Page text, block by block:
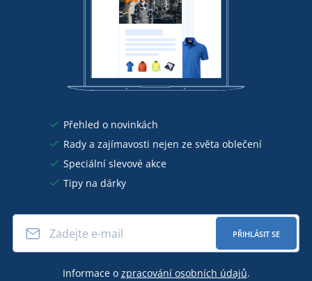
Přehled o novinkách
Rady a zajímavosti nejen ze světa oblečení
Speciální slevové akce
Tipy na dárky
PŘIHLÁSIT SE
Informace o zpracování osobních údajů.